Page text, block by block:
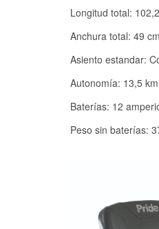
Longitud total:
Anchura total: 49 cm
Asiento estandar:
Autonomía: 13,5 km
Baterías: 12
Peso sin baterías: